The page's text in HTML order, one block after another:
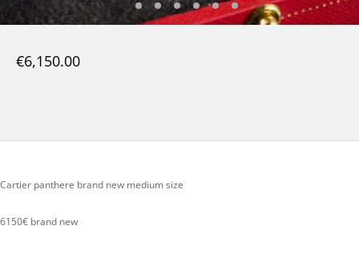
€6,150.00
Cartier panthere brand new medium size
6150€ brand new